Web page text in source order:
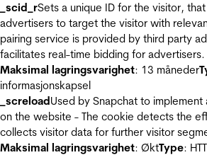
_scid_rSets a unique ID for the visitor,
advertisers to target the visitor with
pairing service is provided by third party
facilitates real-time bidding for advertisers.
Maksimal lagringsvarighet: 13 måneder
informasjonskapsel
_screloadUsed by Snapchat to
on the website - The cookie detects the
collects visitor data for further visitor
Maksimal lagringsvarighet: ØktType: